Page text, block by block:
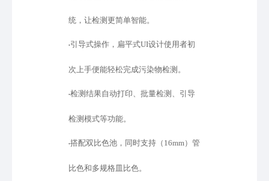
统，让检测更简单智能。
•引导式操作，扁平式UI设计使用者初
次上手便能轻松完成污染物检测。
•检测结果自动打印、批量检测、引导
检测模式等功能。
•搭配双比色池，同时支持（ 16mm）管
比色和多规格皿比色。